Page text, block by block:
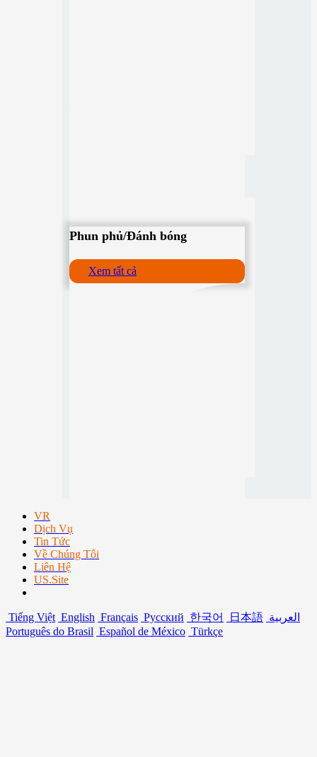
Phun phủ/Đánh bóng
Xem tất cả
VR
Dịch Vụ
Tin Tức
Về Chúng Tôi
Liên Hệ
US.Site
Tiếng Việt English Français Русский 한국어 日本語 العربية
Português do Brasil Español de México Türkçe